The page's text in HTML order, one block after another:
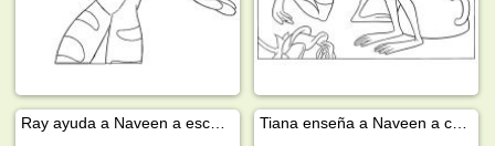
Ray ayuda a Naveen a escapar Tiana enseña a Naveen a cocinar